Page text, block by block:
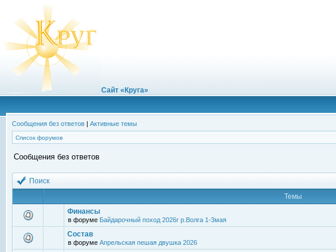
Сайт «Круга»
Сообщения без ответов | Активные темы
Список форумов
Сообщения без ответов
Поиск
Темы
Финансы
в форуме Байдарочный поход 2026г р.Волга 1-3мая
Состав
в форуме Апрельская пешая двушка 2026